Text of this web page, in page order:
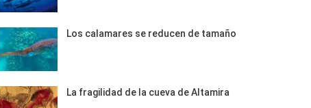
Los calamares se reducen de tamaño
La fragilidad de la cueva de Altamira